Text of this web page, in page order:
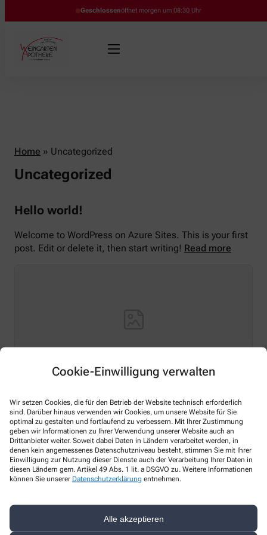
Cookie-Einwilligung verwalten
Wir setzen Cookies, die für den Betrieb der Website technisch erforderlich
sind. Darüber hinaus verwenden wir Cookies, um unsere Website für Sie
optimal zu gestalten und fortlaufend zu verbessern. Mit Ihrer Zustimmung
geben wir Informationen zu Ihrer Verwendung unserer Website auch an
Drittanbieter weiter. Soweit dabei Daten in Ländern verarbeitet werden, in
denen kein angemessenes Datenschutzniveau besteht, stimmen Sie mit Ihrer
Einwilligung zur Nutzung dieser Dienste auch der Verarbeitung Ihrer Daten in
diesen Ländern gem. Artikel 49 Abs. 1 lit. a DSGVO zu. Weitere Informationen
können Sie unserer Datenschutzerklärung entnehmen.
Alle akzeptieren
Geschlossenöffnet morgen um 08:30 Uhr
Home » Uncategorized
Uncategorized
Hello world!
Welcome to WordPress on Azure Sites. This is your first
post. Edit or delete it, then start writing! Read more
Hello world!
Welcome to WordPress on Azure Sites. This is your first
post. Edit or delete it, then start writing!
Mehr lesen